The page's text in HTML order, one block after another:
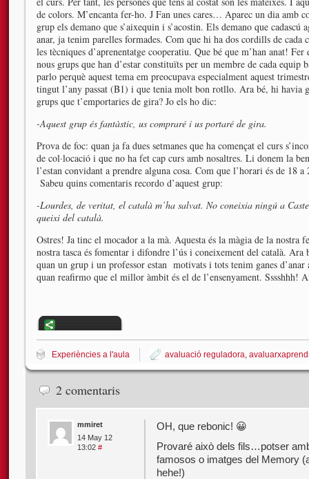
de colors. M’encanta fer-ho. J Fan unes cares… Aparec un dia amb
grup els demano que s’aixequin i s’acostin. Els demano que
anar, ja tenim parelles formades. Com que hi ha dos cordills de
les tècniques d’aprenentatge cooperatiu. Que bé que m’han anat!
nous grups que han d’estar constituïts per un membre de cada
parlo perquè aquest tema em preocupava especialment aquest
tingut l’any passat (B1) i que tenia molt bon rotllo. Ara bé, hi havia
grups que t’emportaries de gira? Jo els ho dic:
-Aquest grup és fantàstic, us compraré i us portaré de gira.
Prova de foc: quan ja fa dues setmanes que ha començat el curs
de col·locació i que no ha fet cap curs amb nosaltres. Li donem la
l’estan convidant a prendre alguna cosa. Com que l’horari és de 18
Sabeu quins comentaris recordo d’aquest grup:
-Lourdes, de veritat, el català m’ha salvat. No coneixia ningú a
queixi del català.
Ostres! Ja tinc el mocador a la mà. Aquesta és la màgia de la nostra
nostra tasca és fomentar i difondre l’ús i coneixement del català.
quan un grup i un professor estan motivats i tots tenim ganes
quan reafirmo que el millor àmbit és el de l’ensenyament. Sssshhh!
Experiències a l'aula avaluació reguladora,
2 comentaris
mmiret
14 May 12
13:02 #
OH, que rebonic! 😀
Provaré això dels fils…potser
famosos o imatges del Memory
hehe!)